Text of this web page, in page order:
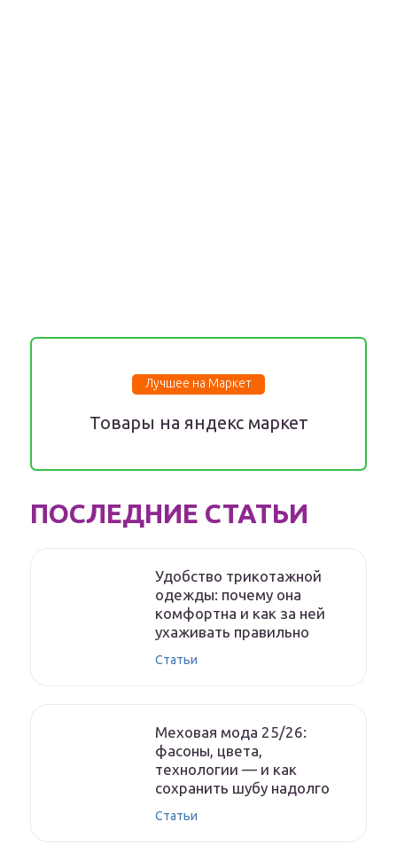
Лучшее на Маркет
Товары на яндекс маркет
ПОСЛЕДНИЕ СТАТЬИ
Удобство трикотажной
одежды: почему она
комфортна и как за ней
ухаживать правильно
Статьи
Меховая мода 25/26:
фасоны, цвета,
технологии — и как
сохранить шубу надолго
Статьи